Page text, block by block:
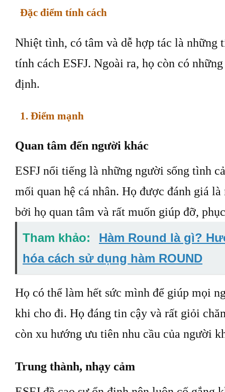
Đặc điểm tính cách
Nhiệt tình, có tâm và dễ hợp tác là những
tính cách ESFJ. Ngoài ra, họ còn có
định.
1. Điểm mạnh
Quan tâm đến người khác
ESFJ nổi tiếng là những người sống tình
mối quan hệ cá nhân. Họ được đánh giá
bởi họ quan tâm và rất muốn giúp đỡ,
Tham khảo:
Hàm Round là gì?
hóa cách sử dụng hàm ROUND
Họ có thể làm hết sức mình để giúp mọi
khi cho đi. Họ đáng tin cậy và rất giỏi
còn xu hướng ưu tiên nhu cầu của người
Trung thành, nhạy cảm